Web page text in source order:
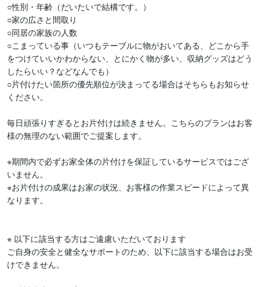
○性別・年齢（だいたいで結構です。）
○家の広さと間取り
○同居の家族の人数
○こまっている事（いつもテーブルに物がおいてある、どこから手
をつけていいかわからない、とにかく物が多い、収納グッズはどう
したらいい？などなんでも）
○片付けたい箇所の優先順位が決まってる場合はそちらもお知らせ
ください。
毎日頑張りすぎるとお片付けは続きません。こちらのプランはお客
様の無理のない範囲でご提案します。
※期間内で必ずお家全体の片付けを保証しているサービスではござ
いません。
※お片付けの成果はお家の状況、お客様の作業スピードによって異
なります。
※ 以下に該当する方はご遠慮いただいております
ご自身の安全と健全なサポートのため、以下に該当する場合はお受
けできません。